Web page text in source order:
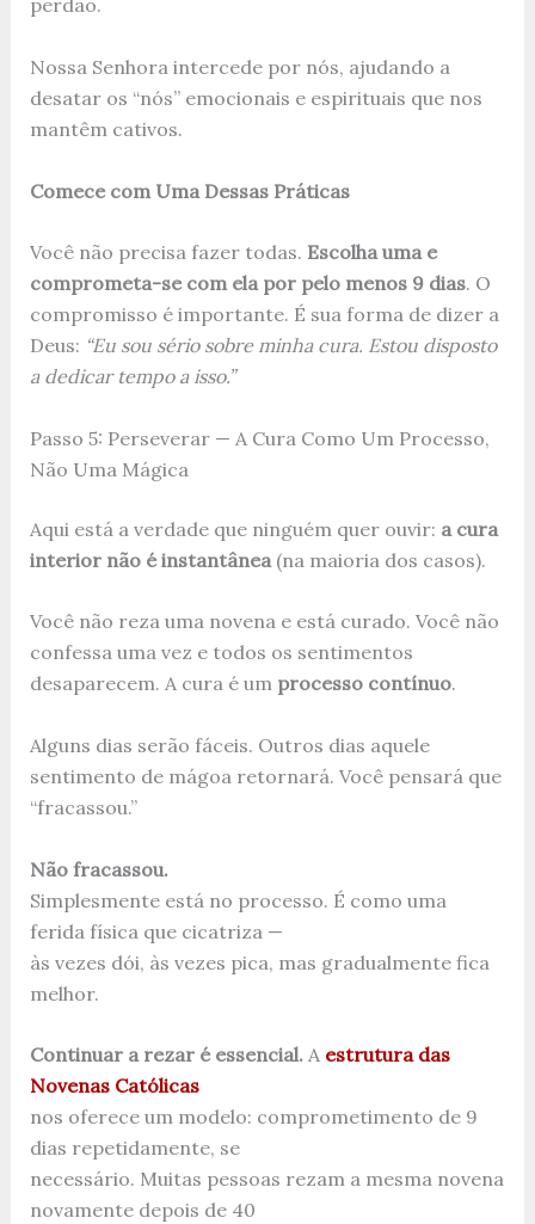
perdão.
Nossa Senhora intercede por nós, ajudando a
desatar os “nós” emocionais e espirituais que nos
mantêm cativos.
Comece com Uma Dessas Práticas
Você não precisa fazer todas. Escolha uma e
comprometa-se com ela por pelo menos 9 dias. O
compromisso é importante. É sua forma de dizer a
Deus: “Eu sou sério sobre minha cura. Estou disposto
a dedicar tempo a isso.”
Passo 5: Perseverar — A Cura Como Um Processo,
Não Uma Mágica
Aqui está a verdade que ninguém quer ouvir: a cura
interior não é instantânea(na maioria dos casos).
Você não reza uma novena e está curado. Você não
confessa uma vez e todos os sentimentos
desaparecem. A cura é um processo contínuo.
Alguns dias serão fáceis. Outros dias aquele
sentimento de mágoa retornará. Você pensará que
“fracassou.”
Não fracassou.
Simplesmente está no processo. É como uma
ferida física que cicatriza —
às vezes dói, às vezes pica, mas gradualmente fica
melhor.
Continuar a rezar é essencial.A estrutura das
Novenas Católicas
nos oferece um modelo: comprometimento de 9
dias repetidamente, se
necessário. Muitas pessoas rezam a mesma novena
novamente depois de 40